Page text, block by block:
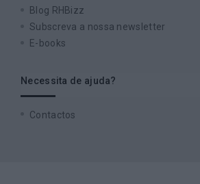
Blog RHBizz
Subscreva a nossa newsletter
E-books
Necessita de ajuda?
Contactos